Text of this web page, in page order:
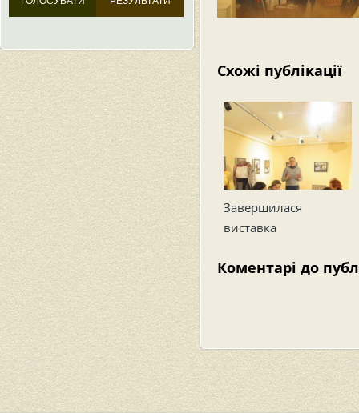
Схожі публікації
Завершилася
виставка
Коментарі до